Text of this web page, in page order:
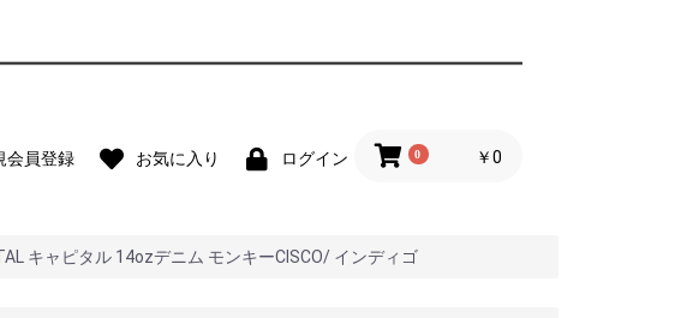
会員登録 お気に入り ログイン 0 ￥0
キャピタル 14ozデニム モンキーCISCO/ インディゴ